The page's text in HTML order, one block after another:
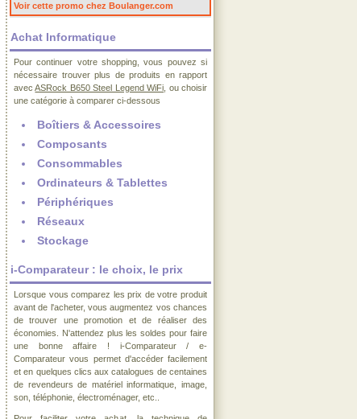
Voir cette promo chez Boulanger.com
Achat Informatique
Pour continuer votre shopping, vous pouvez si
nécessaire trouver plus de produits en rapport
avecASRock B650 Steel Legend WiFi , ou choisir
une catégorie à comparer ci-dessous
Boîtiers & Accessoires
Composants
Consommables
Ordinateurs & Tablettes
Périphériques
Réseaux
Stockage
i-Comparateur : le choix, le prix
Lorsque vous comparez les prix de votre produit
avant de l'acheter, vous augmentez vos chances
de trouver une promotion et de réaliser des
économies. N'attendez plus les soldes pour faire
une bonne affaire ! i-Comparateur / e-
Comparateur vous permet d'accéder facilement
et en quelques clics aux catalogues de centaines
de revendeurs de matériel informatique, image,
son, téléphonie, électroménager, etc..